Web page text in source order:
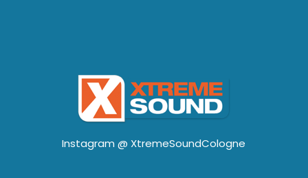
Instagram @ XtremeSoundCologne